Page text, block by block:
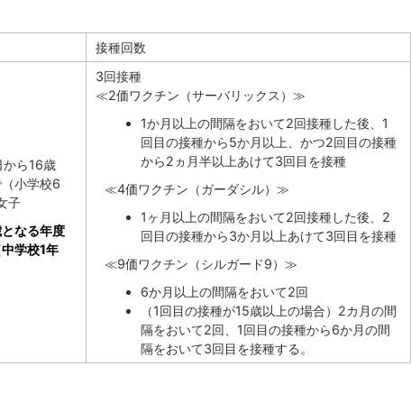
接種回数
から16歳
小学校6
子
なる年度
学校1年
3回接種
≪2価ワクチン（サーバリックス）≫
1か月以上の間隔をおいて2回接種した後、1
回目の接種から5か月以上、かつ2回目の接種
から2ヵ月半以上あけて3回目を接種
≪4価ワクチン（ガーダシル）≫
1ヶ月以上の間隔をおいて2回接種した後、2
回目の接種から3か月以上あけて3回目を接種
≪9価ワクチン（シルガード9）≫
6か月以上の間隔をおいて2回
（1回目の接種が15歳以上の場合）2カ月の間
隔をおいて2回、1回目の接種から6か月の間
隔をおいて3回目を接種する。